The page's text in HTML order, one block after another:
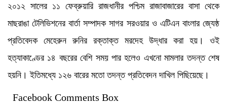
২০১২ সালের ১১ ফেব্রুয়ারি রাজধানীর পশ্চিম রাজাবাজারের বাসা থেকে
মাছরাঙা টেলিভিশনের বার্তা সম্পাদক সাগর সরওয়ার ও এটিএন বাংলার জ্যেষ্ঠ
প্রতিবেদক মেহেরুন রুনির রক্তাক্ত মরদেহ উদ্ধার করা হয়। ওই
হত্যাকাণ্ডের ১৪ বছরের বেশি সময় পার হলেও এখনো মামলার তদন্ত শেষ
হয়নি। ইতিমধ্যে ১২৬ বারের মতো তদন্ত প্রতিবেদন দাখিল পিছিয়েছে।
Facebook Comments Box